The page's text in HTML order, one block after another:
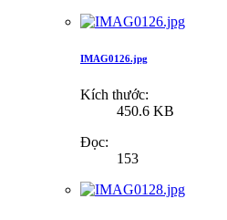
IMAG0126.jpg
Kích thước:
450.6 KB
Đọc:
153